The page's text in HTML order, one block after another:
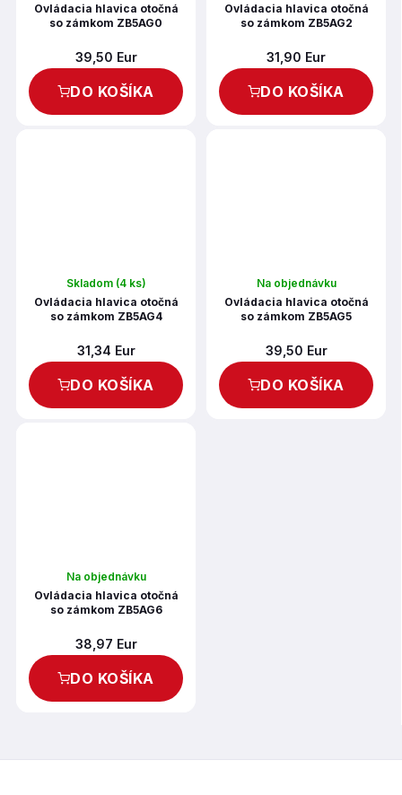
Ovládacia hlavica otočná
so zámkom ZB5AG0
39,50 Eur
DO KOŠÍKA
Ovládacia hlavica otočná
so zámkom ZB5AG2
31,90 Eur
DO KOŠÍKA
Skladom (4 ks)
Ovládacia hlavica otočná
so zámkom ZB5AG4
31,34 Eur
DO KOŠÍKA
Na objednávku
Ovládacia hlavica otočná
so zámkom ZB5AG5
39,50 Eur
DO KOŠÍKA
Na objednávku
Ovládacia hlavica otočná
so zámkom ZB5AG6
38,97 Eur
DO KOŠÍKA